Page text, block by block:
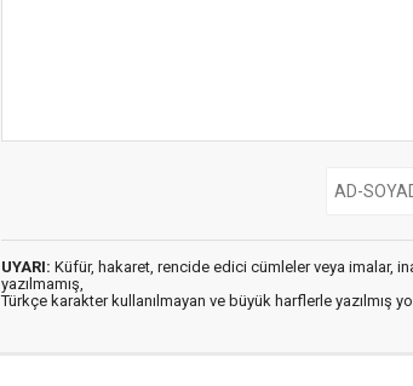
UYARI: Küfür, hakaret, rencide edici cümleler veya imalar,
yazılmamış,
Türkçe karakter kullanılmayan ve büyük harflerle yazılmış